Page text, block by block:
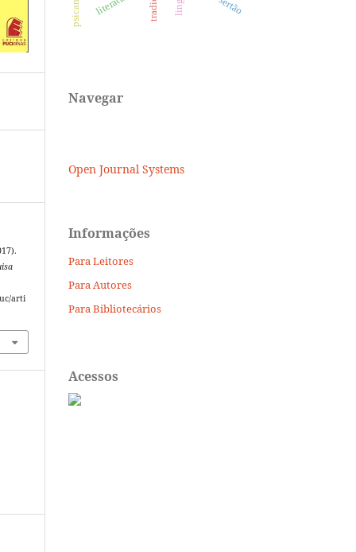
arti
Navegar
Open Journal Systems
Informações
Para Leitores
Para Autores
Para Bibliotecários
Acessos